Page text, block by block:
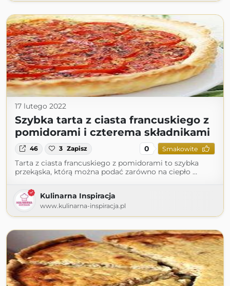
17 lutego 2022
Szybka tarta z ciasta francuskiego z
pomidorami i czterema składnikami
46 3 Zapisz 0 Smakowite
Tarta z ciasta francuskiego z pomidorami to szybka
przekąska, którą można podać zarówno na ciepło …
Kulinarna Inspiracja
www.kulinarna-inspiracja.pl